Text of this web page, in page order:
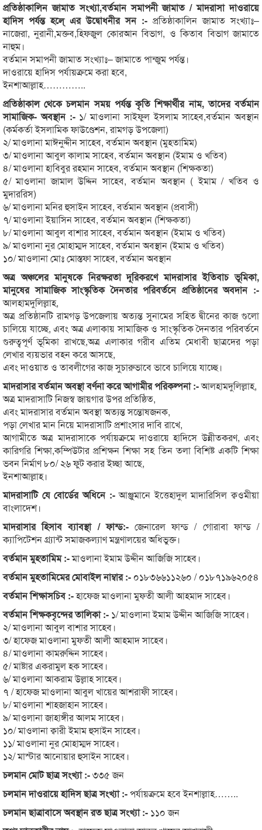
প্রতিষ্ঠাকালিন জামাত সংখ্যা,বর্তমান সমাপনী জামাত / মাদরাসা দাওরায়ে
হাদিস পর্যন্ত হলে্ এর উদ্বোধনীর সন :- প্রতিষ্ঠাকালিন জামাত সংখ্যাঃ–
নাজেরা, নুরানী,মক্তব,হিফজুল কোরআন বিভাগ, ও কিতাব বিভাগ জামাতে
নাহুম।
বর্তমান সমাপনী জামাত সংখ্যাঃ– জামাতে পান্জুম পর্যন্ত।
দাওরায়ে হাদিস পর্যায়ক্রমে করা হবে,
ইনশাআল্লাহ…………..
প্রতিষ্ঠাকাল থেকে চলমান সময় পর্যন্ত কৃতি শিক্ষার্থীর নাম, তাদের বর্তমান
সামাজিক- অবস্থান :- ১/ মাওলানা সাইফুল ইসলাম সাহেব,বর্তমান অবস্থান
(কর্মকর্তা ইসলামিক ফাউণ্ডেশন, রামগড় উপজেলা)
২/ মাওলানা মাঈনুদ্দীন সাহেব, বর্তমান অবস্থান (মুহতামিম)
৩/ মাওলানা আবুল কালাম সাহেব, বর্তমান অবস্থান (ইমাম ও খতিব)
৪/ মাওলানা হাবিবুর রহমান সাহেব, বর্তমান অবস্থান (শিক্ষকতা)
৫/ মাওলানা জামাল উদ্দিন সাহেব, বর্তমান অবস্থান ( ইমাম / খতিব ও
মুদাররিস)
৬/ মাওলানা মনির হুসাইন সাহেব, বর্তমান অবস্থান (প্রবাসী)
৭/ মাওলানা ইয়াসিন সাহেব, বর্তমান অবস্থান (শিক্ষকতা)
৮/ মাওলানা আবুল বাশার সাহেব, বর্তমান অবস্থান (ইমাম ও খতিব)
৯/ মাওলানা নুর মোহাম্মদ সাহেব, বর্তমান অবস্থান (ইমাম ও খতিব)
১০/ মাওলানা মোঃ মোস্তফা সাহেব, বর্তমান অবস্থান
অত্র অঞ্চলের মানুষকে নিরক্ষরতা দূরিকরণে মাদরাসার ইতিবাচ ভূমিকা,
মানুষের সামাজিক সাংস্কৃতিক দৈনতার পরিবর্তনে প্রতিষ্ঠানের অবদান :-
আলহামদুলিল্লাহ,
অত্র প্রতিষ্ঠানটি রামগড় উপজেলায় অত্যন্ত সুনামের সহিত দ্বীনের কাজ গুলো
চালিয়ে যাচ্ছে, এবং অত্র এলাকায় সামাজিক ও সাংস্কৃতিক দৈনতার পরিবর্তনে
গুরুত্বপূর্ণ ভূমিকা রাখছে,অত্র এলাকার গরীব এতিম মেধাবী ছাত্রদের পড়া
লেখার ব্যয়ভার বহন করে আসছে,
এবং দাওয়াত ও তাবলীগের কাজ সুচারুভাবে ভাবে চালিয়ে যাচ্ছে।
মাদরাসার বর্তমান অবস্থা বর্ণনা করে আগামীর পরিকল্পনা :-আলহামদুলিল্লাহ,
অত্র মাদরাসাটি নিজস্ব জায়গার উপর প্রতিষ্ঠিত,
এবং মাদরাসার বর্তমান অবস্থা অত্যন্ত সন্তোষজনক,
পড়া লেখার মান নিয়ে মাদরাসাটি প্রশাংসার দাবি রাখে,
আগামীতে অত্র মাদরাসাকে পর্যায়ক্রমে দাওরায়ে হাদিসে উন্নীতকরণ, এবং
কারিগরি শিক্ষা,কম্পিউটার প্রশিক্ষন শিক্ষা সহ তিন তলা বিশিষ্ট একটি শিক্ষা
ভবন নির্মাণ ৮০/ ২৬ ফুট করার ইচ্ছা আছে,
ইনশাআল্লাহ।
মাদরাসাটি যে বোর্ডের অধিনে :-আঞ্জুমানে ইত্তেহাদুল মাদারিসিল ক্বওমীয়া
বাংলাদেশ।
মাদরাসার হিসাব ব্যাবস্থা / ফান্ড:- জেনারেল ফান্ড / গোরাবা ফান্ড /
ক্যাপিটেশন গ্র্যান্ট সমাজকল্যাণ মন্ত্রণালয়ের অধিভুক্ত।
বর্তমান মুহতামিম :-মাওলানা ইমাম উদ্দীন আজিজি সাহেব।
বর্তমান মুহতামিমের মোবাইল নাম্বার :- ০১৮৩৬৬১১২৬০ / ০১৮৭১৯৬২০৫৪
বর্তমান শিক্ষাসচিব :-হাফেজ মাওলানা মুফতী আলী আহমাদ সাহেব।
বর্তমান শিক্ষকবৃন্দের তালিকা :- ১/ মাওলানা ইমাম উদ্দীন আজিজি সাহেব।
২/ মাওলানা আবুল বাশার সাহেব।
৩/ হাফেজ মাওলানা মুফতী আলী আহমাদ সাহেব।
৪/ মাওলানা কামরুদ্দিন সাহেব।
৫/ মাষ্টার একরামুল হক সাহেব।
৬/ মাওলানা আকরাম উল্লাহ সাহেব।
৭ / হাফেজ মাওলানা আবুল খায়ের আশরাফী সাহেব।
৮/ মাওলানা শাহজাহান সাহেব।
৯/ মাওলানা জাহাঙ্গীর আলম সাহেব।
১০/ মাওলানা ক্বারী ইমাম হুসাইন সাহেব।
১১/ মাওলানা নুর মোহাম্মদ সাহেব।
১২/ মাস্টার আনোয়ার হুসাইন সাহেব।
চলমান মোট ছাত্র সংখ্যা :-৩৩৫ জন
চলমান দাওরায়ে হাদিস ছাত্র সংখ্যা :-পর্যায়ক্রমে হবে ইনশাল্লাহ……..
চলমান ছাত্রাবাসে অবস্থান রত ছাত্র সংখ্যা :- ১১০ জন